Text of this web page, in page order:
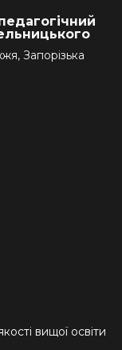
Запорізька
вищої освіти